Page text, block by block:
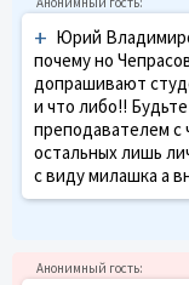
+ Юрий
почему но
допрашивают
и что либо!!
преподавателем с
остальных лишь
с виду милашка а